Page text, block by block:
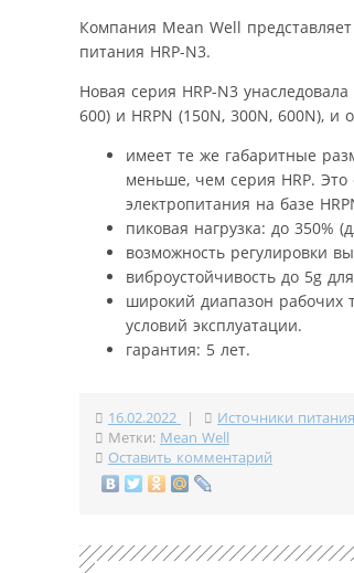
Компания Mean Well
питания HRP-N3.
Новая серия HRP-N3
600) и HRPN (150N, 300N, 600N),
имеет те же габаритные
меньше, чем серия HRP. Это
электропитания на базе
пиковая нагрузка: до 350%
возможность регулировки
виброустойчивость до 5g
широкий диапазон рабочих
условий эксплуатации.
гарантия: 5 лет.
16.02.2022 |
Источники питания
Метки: Mean Well
Оставить комментарий